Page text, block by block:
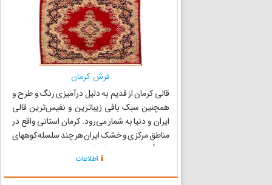
فرش کرمان
قالی کرمان از قدیم به دلیل درآمیزی رنگ و طرح و
همچنین سبک بافی زیباترین و نفیس‌ترین قالی
ایران و دنیا به شمار می‌رود. کرمان استانی واقع در
مناطق مرکزی و خشک ایران هر چند سلسله کوههای
نسبتاً بلند در سمت شمال غربی خود دارد ولی هیچ
رودخانه پر آبی در آن جاری نیست همین کمبود آب
و مناطق لم ی...
اطلاعات